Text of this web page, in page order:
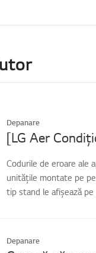
Depanare
[LG Aer
Codurile de eroare ale
unitățile montate pe
tip stand le afișează pe
Depanare